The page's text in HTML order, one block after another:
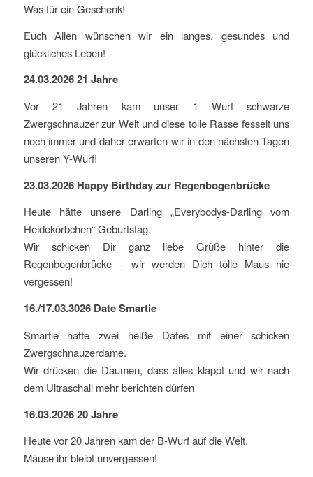
Was für ein Geschenk!
Euch Allen wünschen wir ein langes, gesundes und
glückliches Leben!
24.03.2026 21 Jahre
Vor 21 Jahren kam unser 1 Wurf schwarze
Zwergschnauzer zur Welt und diese tolle Rasse fesselt uns
noch immer und daher erwarten wir in den nächsten Tagen
unseren Y-Wurf!
23.03.2026 Happy Birthday zur Regenbogenbrücke
Heute hätte unsere Darling „Everybodys-Darling vom
Heidekörbchen“ Geburtstag.
Wir schicken Dir ganz liebe Grüße hinter die
Regenbogenbrücke – wir werden Dich tolle Maus nie
vergessen!
16./17.03.3026 Date Smartie
Smartie hatte zwei heiße Dates mit einer schicken
Zwergschnauzerdame.
Wir drücken die Daumen, dass alles klappt und wir nach
dem Ultraschall mehr berichten dürfen
16.03.2026 20 Jahre
Heute vor 20 Jahren kam der B-Wurf auf die Welt.
Mäuse ihr bleibt unvergessen!